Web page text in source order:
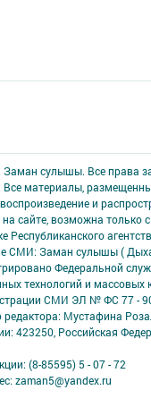
Заман сулышы. Все права
материалы,
и
сайте, возможна только
Республиканского
СМИ: Заман сулышы (
Федеральной
технологий и массовых
СМИ ЭЛ № ФС 77 -
Мустафина
423250, Российская
(8-85595) 5 - 07 - 72
zaman5@yandex.ru